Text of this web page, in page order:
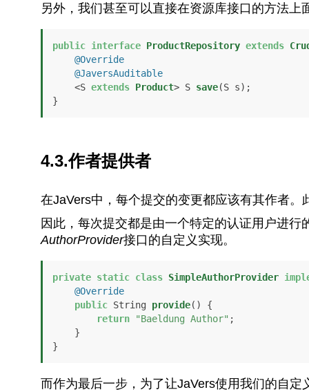
另外，我们甚至可以直接在资源库接口的方法上
public interface ProductRepository extends
@Override
@JaversAuditable
    <S
extends Product> S save(S s) ;
}
4.3.作者提供者
在JaVers中，每个提交的变更都应该有其作者。
因此，每次提交都是由一个特定的认证用户进
AuthorProvider接口的自定义实现。
private static class SimpleAuthorProvider
@Override
public String provide()
{
return
"Baeldung Author" ;
}
而作为最后一步，为了让JaVers使用我们的自